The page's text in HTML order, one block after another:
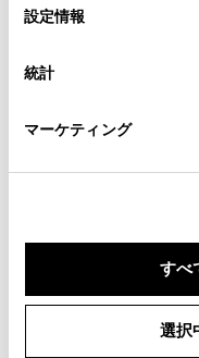
デバイスにすべての
意したことになります
設定の変更、同意を撤
「Cookie（クッキー）
設定情報
統計
マーケティング
すべ
選択
北海道札幌市
目2番13号
札幌支店
北海道札幌市